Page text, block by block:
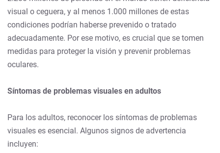
visual o ceguera, y al menos 1.000 millones de estas
condiciones podrían haberse prevenido o tratado
adecuadamente. Por ese motivo, es crucial que se tomen
medidas para proteger la visión y prevenir problemas
oculares.
Síntomas de problemas visuales en adultos
Para los adultos, reconocer los síntomas de problemas
visuales es esencial. Algunos signos de advertencia
incluyen: